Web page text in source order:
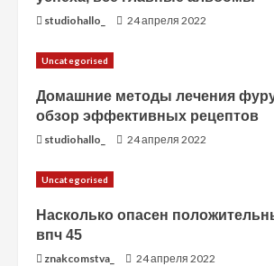
studiohallo_ 24 апреля 2022
Uncategorised
Домашние методы лечения
обзор эффективных рецептов
studiohallo_ 24 апреля 2022
Uncategorised
Насколько опасен
впч 45
znakcomstva_ 24 апреля 2022